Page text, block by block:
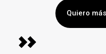
Quiero